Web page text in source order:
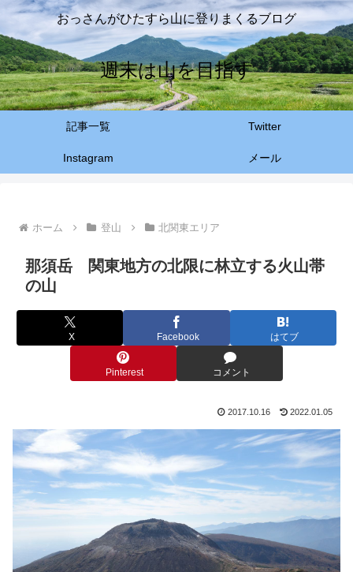
おっさんがひたすら山に登りまくるブログ
週末は山を目指す
記事一覧 Twitter
Instagram メール
ホーム 登山 北関東エリア
那須岳 関東地方の北限に林立する火山帯
の山
X Facebook はてブ
Pinterest コメント
2017.10.16 2022.01.05